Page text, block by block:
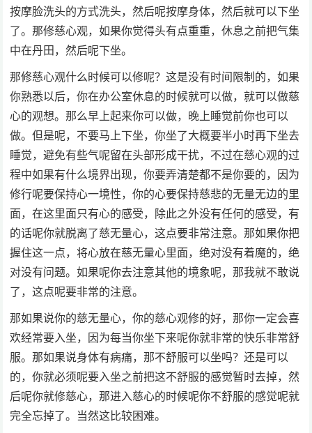
按摩脸洗头的方式洗头，然后呢按摩身体，然后就可以下坐
了。那修慈心观，如果你觉得头有点重重，休息之前把气集
中在丹田，然后呢下坐。
那修慈心观什么时候可以修呢？这是没有时间限制的，如果
你熟悉以后，你在办公室休息的时候就可以做，就可以做慈
心的观想。那么早上起来你可以做，晚上睡觉前你也可以
做。但是呢，不要马上下坐，你坐了大概要半小时再下坐去
睡觉，避免有些气呢留在头部形成干扰，不过在慈心观的过
程中如果有什么境界出现，你要弄清楚都不是你要的，因为
修行呢要保持心一境性，你的心要保持慈悲的无量无边的里
面，在这里面只有心的感受，除此之外没有任何的感受，有
的话呢你就脱离了慈无量心，这点要非常注意。那如果你把
握住这一点，将心放在慈无量心里面，绝对没有着魔的，绝
对没有问题。如果呢你去注意其他的境象呢，那我就不敢说
了，这点呢要非常的注意。
那如果说你的慈无量心，你的慈心观修的好，那你一定会喜
欢经常要入坐，因为每当你坐下来呢你就非常的快乐非常舒
服。那如果说身体有病痛，那不舒服可以坐吗？还是可以
的，你就必须呢要入坐之前把这不舒服的感觉暂时去掉，然
后呢你就修慈心，那进入慈心的时候呢你不舒服的感觉呢就
完全忘掉了。当然这比较困难。